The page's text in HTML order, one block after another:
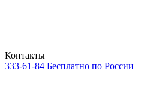
Контакты
333-61-84 Бесплатно по России